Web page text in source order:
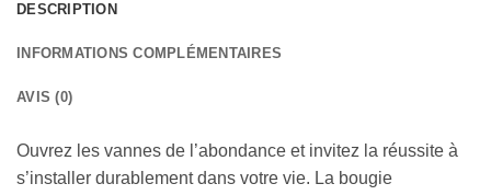
DESCRIPTION
INFORMATIONS COMPLÉMENTAIRES
AVIS (0)
Ouvrez les vannes de l’abondance et invitez la réussite à
s’installer durablement dans votre vie. La bougie